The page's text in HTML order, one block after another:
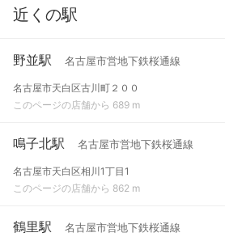
近くの駅
野並駅 名古屋市営地下鉄桜通線
名古屋市天白区古川町２００
このページの店舗から 689 m
鳴子北駅 名古屋市営地下鉄桜通線
名古屋市天白区相川1丁目1
このページの店舗から 862 m
鶴里駅 名古屋市営地下鉄桜通線